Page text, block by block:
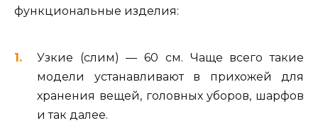
функциональные изделия:
Узкие (слим) — 60 см. Чаще всего такие
модели устанавливают в прихожей для
хранения вещей, головных уборов, шарфов
и так далее.